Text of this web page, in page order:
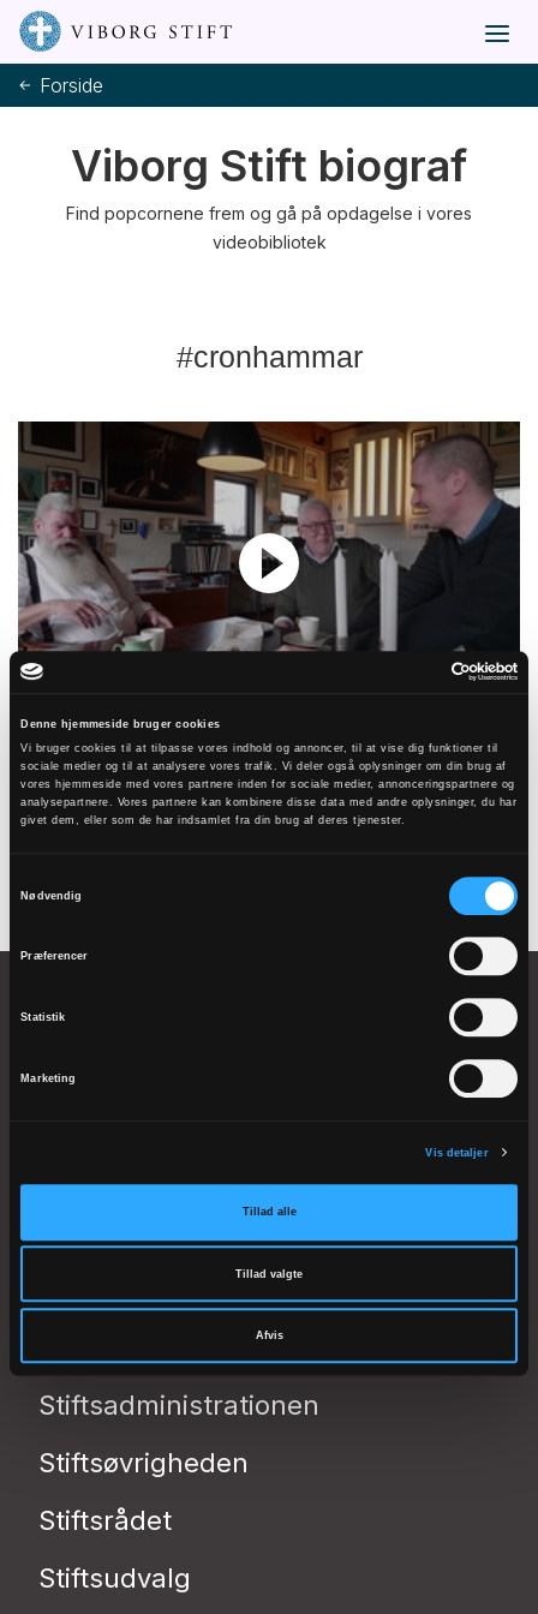
Denne hjemmeside bruger cookies
Vi bruger cookies til at tilpasse vores indhold og annoncer, til at vise dig funktioner til
sociale medier og til at analysere vores trafik. Vi deler også oplysninger om din brug af
vores hjemmeside med vores partnere inden for sociale medier, annonceringspartnere og
analysepartnere. Vores partnere kan kombinere disse data med andre oplysninger, du har
givet dem, eller som de har indsamlet fra din brug af deres tjenester.
Nødvendig
Præferencer
Statistik
Marketing
Vis detaljer
Tillad alle
Tillad valgte
Afvis
Forside
Viborg Stift biograf
Find popcornene frem og gå på opdagelse i vores
videobibliotek
#cronhammar
Kunst kirker og sygehuse
Domkirkestræde 1
EAN 5798000818729
Stiftsadministrationen
Stiftsøvrigheden
Stiftsrådet
Stiftsudvalg